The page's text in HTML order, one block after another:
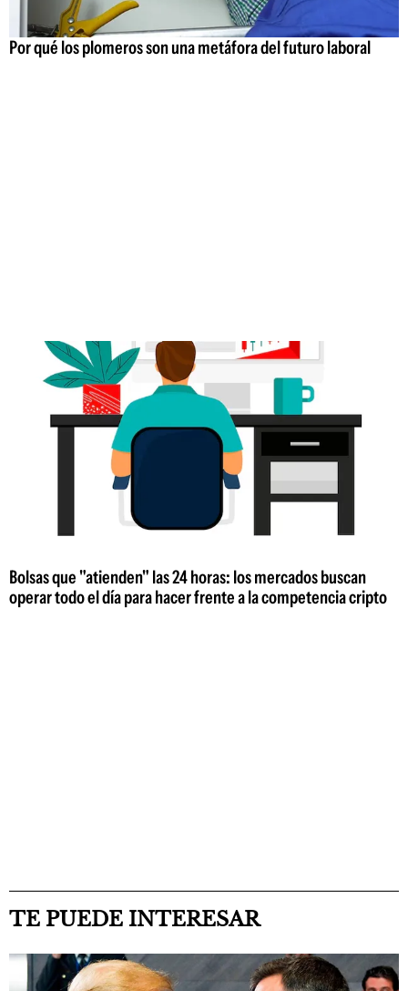
Por qué los plomeros son una metáfora del futuro laboral
Bolsas que "atienden" las 24 horas: los mercados buscan
operar todo el día para hacer frente a la competencia cripto
TE PUEDE INTERESAR